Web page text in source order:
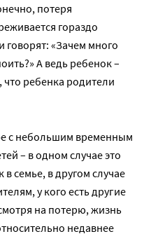
потеря
гораздо
говорят: «Зачем много
А ведь ребенок –
что ребенка родители
с небольшим временным
– в одном случае это
семье, в другом случае
у кого есть другие
на потерю, жизнь
недавнее